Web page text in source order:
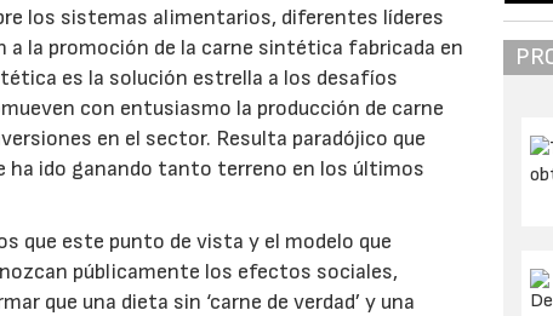
los sistemas alimentarios, diferentes líderes
a la promoción de la carne sintética fabricada en
es la solución estrella a los desafíos
con entusiasmo la producción de carne
en el sector. Resulta paradójico que
ha ido ganando tanto terreno en los últimos
que este punto de vista y el modelo que
públicamente los efectos sociales,
que una dieta sin ‘carne de verdad’ y una